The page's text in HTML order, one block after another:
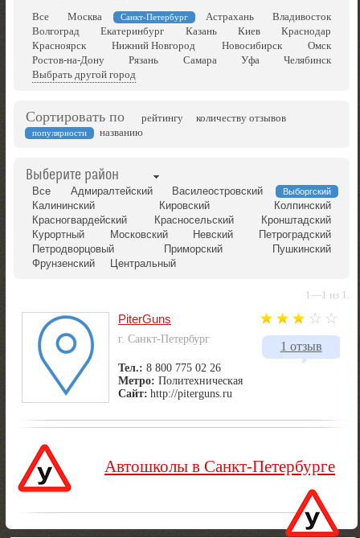
Все Москва Санкт-Петербург Астрахань
Владивосток
Волгоград
Екатеринбург Казань Киев
Краснодар
Красноярск
Нижний Новгород Новосибирск
Омск
Ростов-на-Дону
Рязань Самара Уфа
Челябинск
Выбрать другой город
Сортировать по рейтингу количеству отзывов
популярности названию
Выберите район
Все Адмиралтейский Василеостровский Выборгский
Калининский Кировский
Колпинский
Красногвардейский
Красносельский
Кронштадский
Курортный
Московский Невский
Петроградский
Петродворцовый
Приморский
Пушкинский
Фрунзенский
Центральный
1—1 из 1.
1 отзыв
PiterGuns
г. Санкт-Петербург
Тел.: 8 800 775 02 26
Метро: Политехническая
Сайт: http://piterguns.ru
Автошколы в Санкт-Петербурге